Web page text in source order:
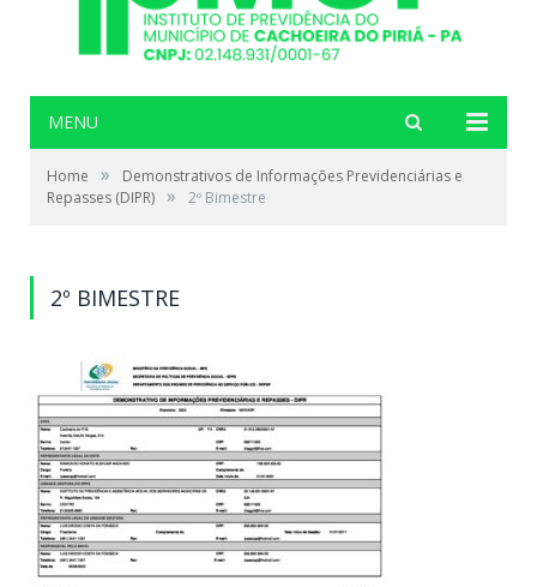
MENU
Home »
Demonstrativos de Informações Previdenciárias e
Repasses (DIPR) » 2º Bimestre
2º BIMESTRE